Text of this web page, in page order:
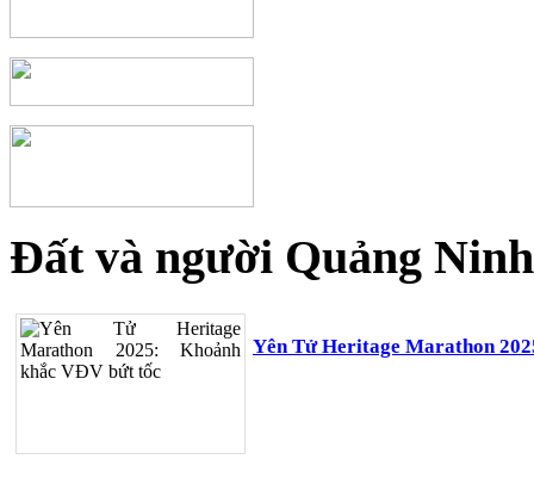
Đất và người Quảng Ninh
Yên Tử Heritage Marathon